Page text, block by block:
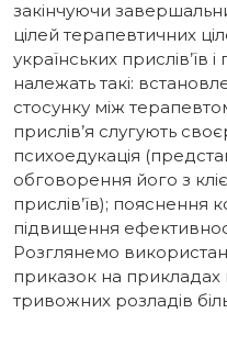
закінчуючи
цілей терапевтичних
українських прислів’їв
належать такі:
стосунку між
прислів’я слугують
психоедукація
обговорення його з
прислів’їв); пояснення
підвищення
Розглянемо
приказок на прикладах
тривожних розладів